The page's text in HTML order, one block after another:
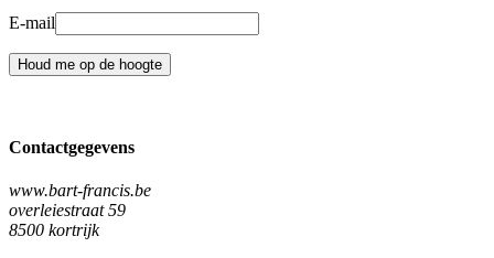
E-mail
Houd me op de hoogte
Contactgegevens
www.bart-francis.be
overleiestraat 59
8500 kortrijk